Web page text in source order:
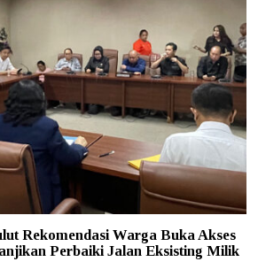
Rekomendasi Warga Buka Akses
Perbaiki Jalan Eksisting Milik